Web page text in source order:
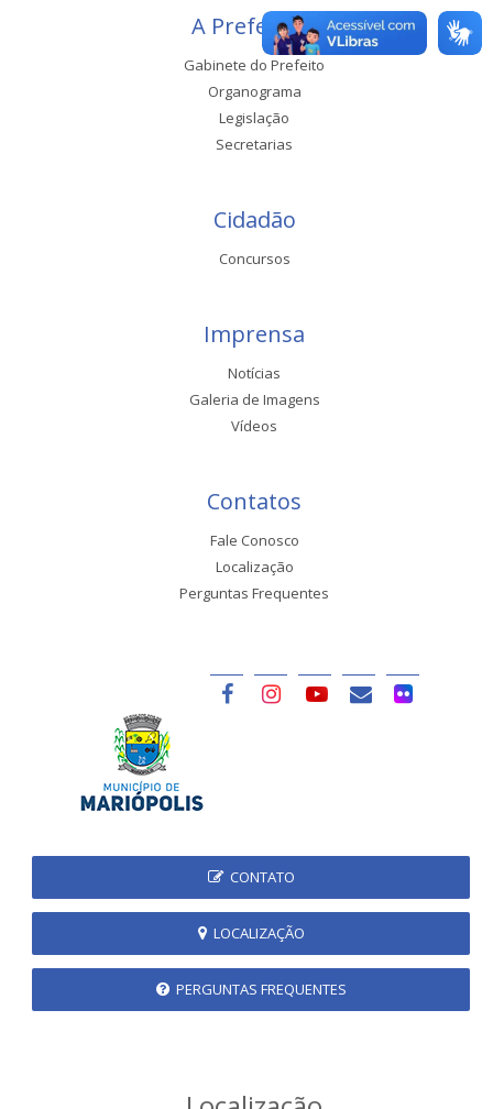
A Prefeitura
Gabinete do Prefeito
Organograma
Legislação
Secretarias
Cidadão
Concursos
Imprensa
Notícias
Galeria de Imagens
Vídeos
Contatos
Fale Conosco
Localização
Perguntas Frequentes
CONTATO
LOCALIZAÇÃO
PERGUNTAS FREQUENTES